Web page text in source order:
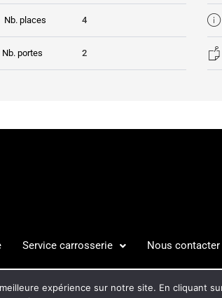
Nb. places 4
Nb. portes 2
Service carrosserie Nous contacter
POLITIQUE
expérience sur notre site. En cliquant